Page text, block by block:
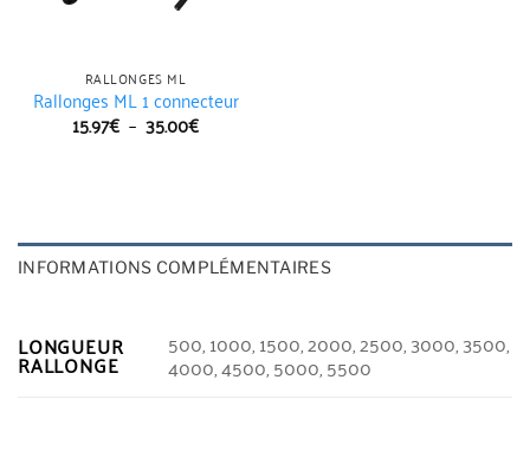
RALLONGES ML
Rallonges ML 1 connecteur
15.97€ – 35.00€Plage
de
INFORMATIONS COMPLÉMENTAIRES
LONGUEUR
RALLONGE
500, 1000, 1500, 2000, 2500, 3000, 3500,
4000, 4500, 5000, 5500